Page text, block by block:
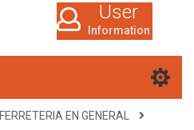
User
Information
FERRETERIA EN GENERAL